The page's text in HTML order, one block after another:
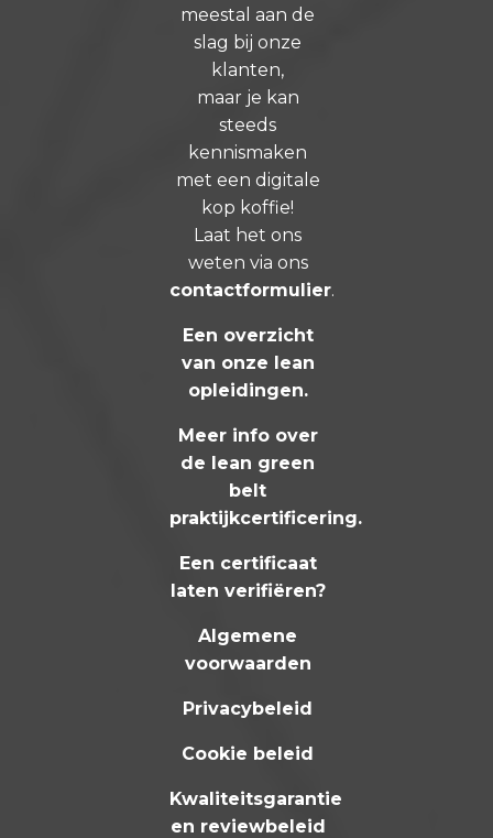
meestal aan de
slag bij onze
klanten,
maar je kan
steeds
kennismaken
met een digitale
kop koffie!
Laat het ons
weten via ons
contactformulier.
Een overzicht
van onze lean
opleidingen.
Meer info over
de lean green
belt
praktijkcertificering.
Een certificaat
laten verifiëren?
Algemene
voorwaarden
Privacybeleid
Cookie beleid
Kwaliteitsgarantie
en reviewbeleid